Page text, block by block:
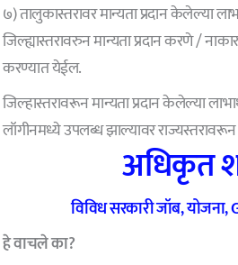
७) तालुकास्तरावर मान्यता प्रदान केलेल्या
जिल्ह्यास्तरावरुन मान्यता प्रदान करणे /
करण्यात येईल.
जिल्हास्तरावरून मान्यता प्रदान केलेल्या
लॉगीनमध्ये उपलब्ध झाल्यावर
अधिकृत
विविध सरकारी जॉब, योजना,
हे वाचले का?